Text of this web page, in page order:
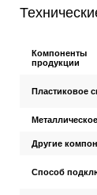
Компоненты
продукции
Пластиковое
Другие
Способ